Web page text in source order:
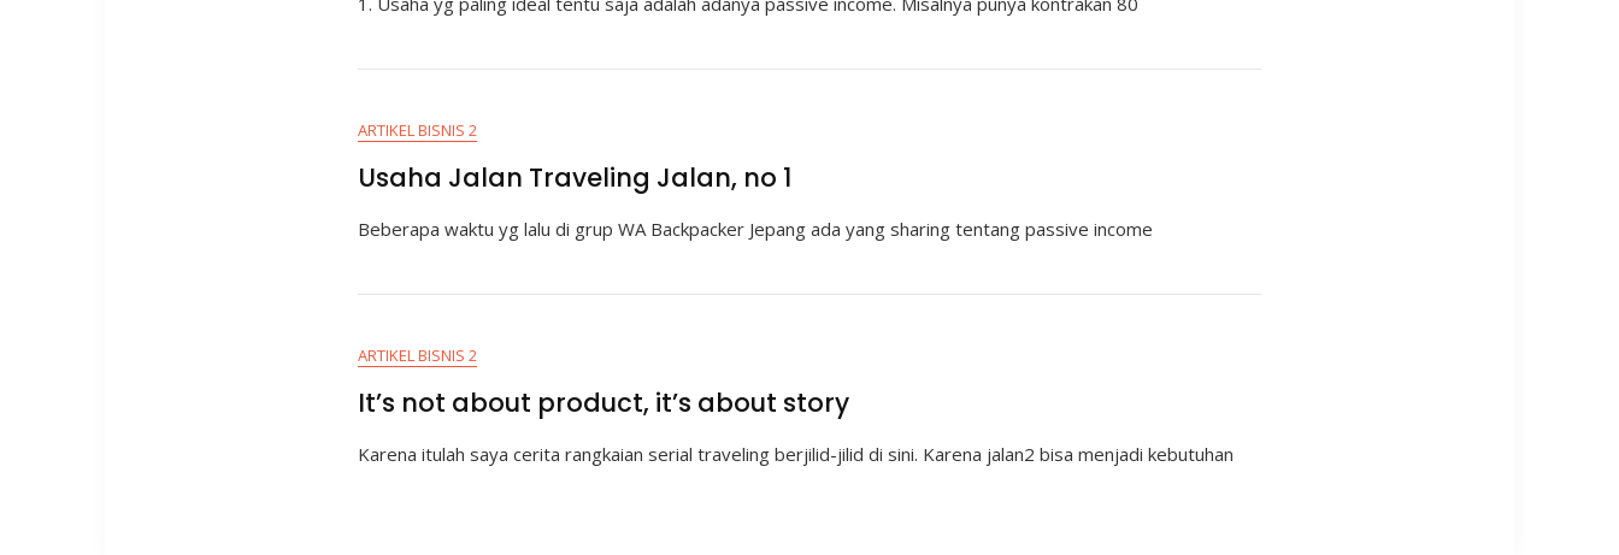
ARTIKEL BISNIS 2
Usaha Jalan Traveling Jalan, no 1
Beberapa waktu yg lalu di grup WA Backpacker Jepang ada yang sharing tentang passive income
ARTIKEL BISNIS 2
It’s not about product, it’s about story
Karena itulah saya cerita rangkaian serial traveling berjilid-jilid di sini. Karena jalan2 bisa menjadi kebutuhan